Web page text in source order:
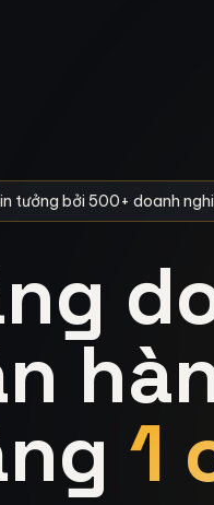
tưởng bởi 500+ doanh
1